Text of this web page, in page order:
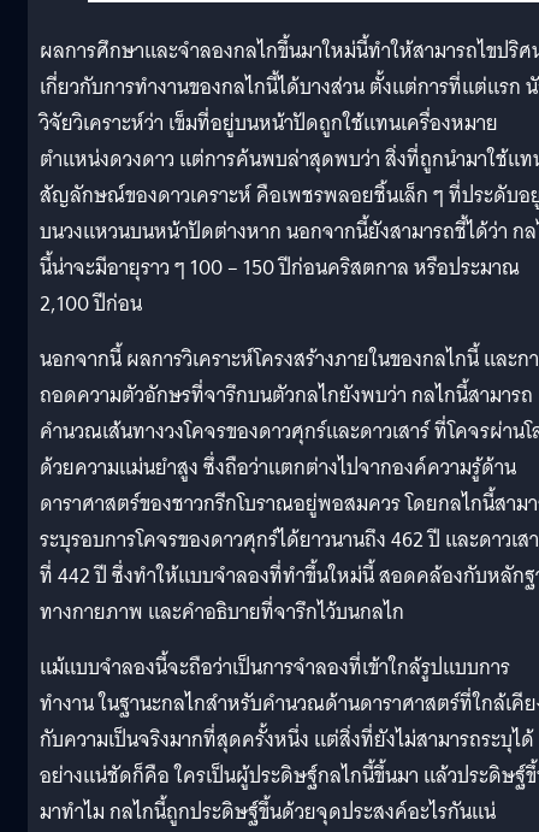
ผลการศึกษาและจำลองกลไกขึ้นมาใหม่นี้ทำให้สามารถไขปริศ
เกี่ยวกับการทำงานของกลไกนี้ได้บางส่วน ตั้งแต่การที่แต่แรก
วิจัยวิเคราะห์ว่า เข็มที่อยู่บนหน้าปัดถูกใช้แทนเครื่องหมาย
ตำแหน่งดวงดาว แต่การค้นพบล่าสุดพบว่า สิ่งที่ถูกนำมาใช้แ
สัญลักษณ์ของดาวเคราะห์ คือเพชรพลอยชิ้นเล็ก ๆ ที่ประดับอ
บนวงแหวนบนหน้าปัดต่างหาก นอกจากนี้ยังสามารถชี้ได้ว่า ก
นี้น่าจะมีอายุราว ๆ 100 – 150 ปีก่อนคริสตกาล หรือประมาณ
2,100 ปีก่อน
นอกจากนี้ ผลการวิเคราะห์โครงสร้างภายในของกลไกนี้ และก
ถอดความตัวอักษรที่จารึกบนตัวกลไกยังพบว่า กลไกนี้สามารถ
คำนวณเส้นทางวงโคจรของดาวศุกร์และดาวเสาร์ ที่โคจรผ่าน
ด้วยความแม่นยำสูง ซึ่งถือว่าแตกต่างไปจากองค์ความรู้ด้าน
ดาราศาสตร์ของชาวกรีกโบราณอยู่พอสมควร โดยกลไกนี้สาม
ระบุรอบการโคจรของดาวศุกร์ได้ยาวนานถึง 462 ปี และดาวเส
ที่ 442 ปี ซึ่งทำให้แบบจำลองที่ทำขึ้นใหม่นี้ สอดคล้องกับหลัก
ทางกายภาพ และคำอธิบายที่จารึกไว้บนกลไก
แม้แบบจำลองนี้จะถือว่าเป็นการจำลองที่เข้าใกล้รูปแบบการ
ทำงาน ในฐานะกลไกสำหรับคำนวณด้านดาราศาสตร์ที่ใกล้เคี
กับความเป็นจริงมากที่สุดครั้งหนึ่ง แต่สิ่งที่ยังไม่สามารถระบุได้
อย่างแน่ชัดก็คือ ใครเป็นผู้ประดิษฐ์กลไกนี้ขึ้นมา แล้วประดิษฐ์
มาทำไม กลไกนี้ถูกประดิษฐ์ขึ้นด้วยจุดประสงค์อะไรกันแน่